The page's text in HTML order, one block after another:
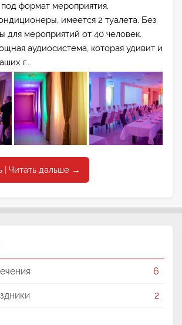
формат мероприятия.
имеется 2 туалета. Без
для мероприятий от 40 человек.
аудиосистема, которая удивит и
г...
| Читать дальше →
6
2